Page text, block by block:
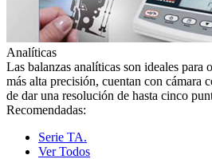
Analíticas
Las balanzas analíticas son ideales para
más alta precisión, cuentan con cámara
de dar una resolución de hasta cinco
Recomendadas:
Serie TA.
Ver Todos